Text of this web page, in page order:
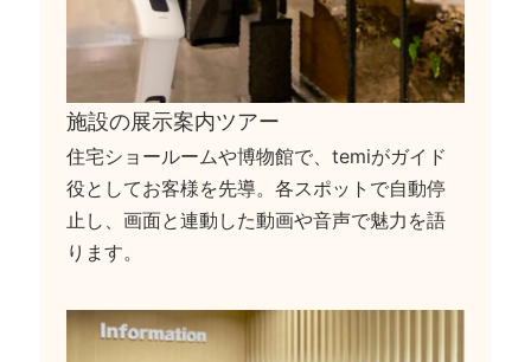
施設の展示案内ツアー
住宅ショールームや博物館で、temiがガイド
役としてお客様を先導。各スポットで自動停
止し、画面と連動した動画や音声で魅力を語
ります。